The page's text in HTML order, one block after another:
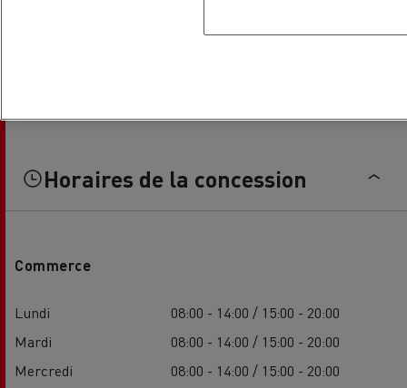
Horaires de la concession
Commerce
Lundi
08:00 - 14:00 / 15:00 - 20:00
Mardi
08:00 - 14:00 / 15:00 - 20:00
Mercredi
08:00 - 14:00 / 15:00 - 20:00